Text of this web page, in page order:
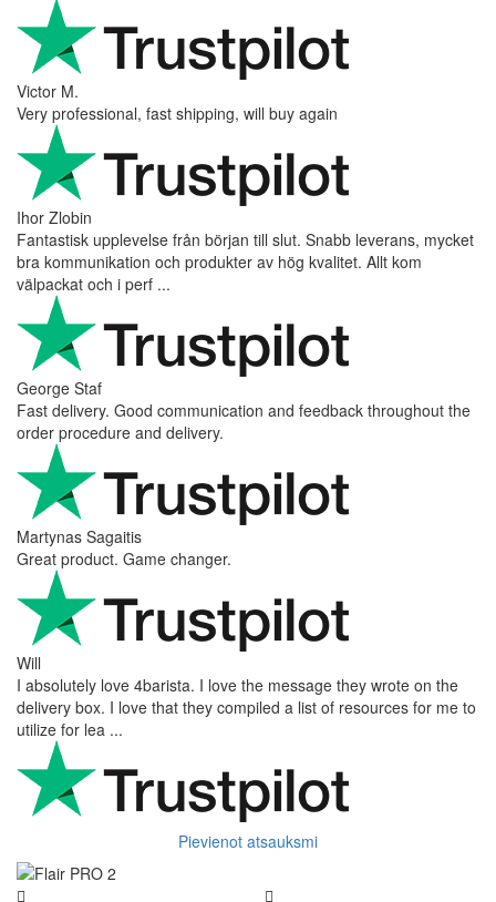
Victor M.
Very professional, fast shipping, will buy again
Ihor Zlobin
Fantastisk upplevelse från början till slut. Snabb leverans, mycket
bra kommunikation och produkter av hög kvalitet. Allt kom
välpackat och i perf ...
George Staf
Fast delivery. Good communication and feedback throughout the
order procedure and delivery.
Martynas Sagaitis
Great product. Game changer.
Will
I absolutely love 4barista. I love the message they wrote on the
delivery box. I love that they compiled a list of resources for me to
utilize for lea ...
Pievienot atsauksmi